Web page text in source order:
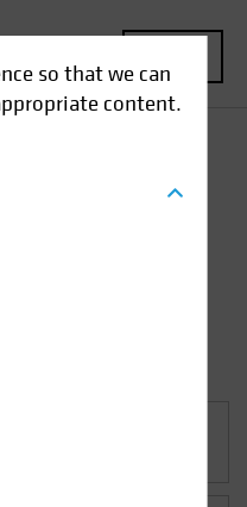
so that we can
content.